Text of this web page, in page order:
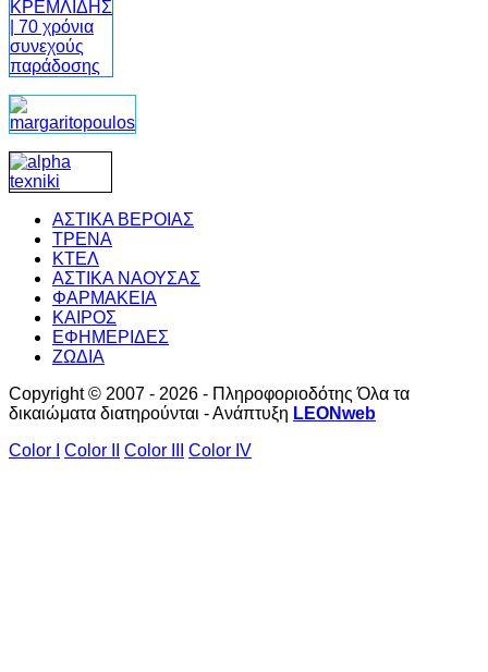
ΑΣΤΙΚΑ ΒΕΡΟΙΑΣ
ΤΡΕΝΑ
ΚΤΕΛ
ΑΣΤΙΚΑ ΝΑΟΥΣΑΣ
ΦΑΡΜΑΚΕΙΑ
ΚΑΙΡΟΣ
ΕΦΗΜΕΡΙΔΕΣ
ΖΩΔΙΑ
Copyright © 2007 - 2026 - Πληροφοριοδότης Όλα τα
δικαιώματα διατηρούνται - Ανάπτυξη LEONweb
Color I
Color II Color III Color IV